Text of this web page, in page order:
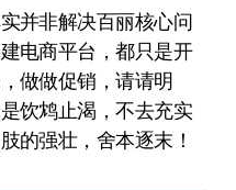
并非解决百丽核心问
电商平台，都只是开
做做促销，请请明
饮鸩止渴，不去充实
的强壮，舍本逐末！